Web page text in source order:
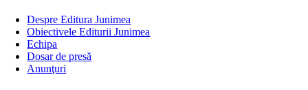
Despre Editura Junimea
Obiectivele Editurii Junimea
Echipa
Dosar de presă
Anunţuri